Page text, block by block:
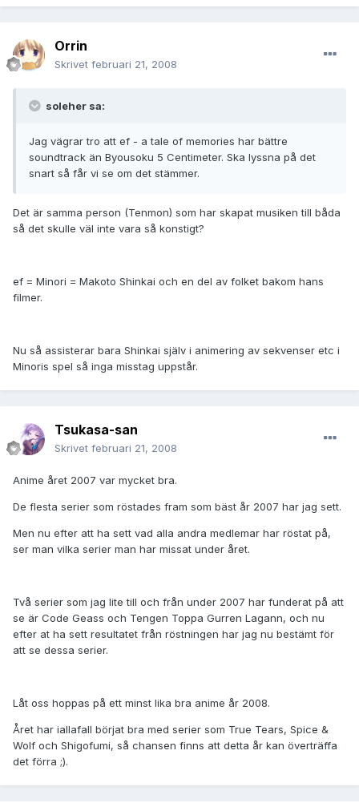
Orrin
Skrivet februari 21, 2008
soleher sa:
Jag vägrar tro att ef - a tale of memories har bättre
soundtrack än Byousoku 5 Centimeter. Ska lyssna på det
snart så får vi se om det stämmer.
Det är samma person (Tenmon) som har skapat musiken till båda
så det skulle väl inte vara så konstigt?
ef = Minori = Makoto Shinkai och en del av folket bakom hans
filmer.
Nu så assisterar bara Shinkai själv i animering av sekvenser etc i
Minoris spel så inga misstag uppstår.
Tsukasa-san
Skrivet februari 21, 2008
Anime året 2007 var mycket bra.
De flesta serier som röstades fram som bäst år 2007 har jag sett.
Men nu efter att ha sett vad alla andra medlemar har röstat på,
ser man vilka serier man har missat under året.
Två serier som jag lite till och från under 2007 har funderat på att
se är Code Geass och Tengen Toppa Gurren Lagann, och nu
efter at ha sett resultatet från röstningen har jag nu bestämt för
att se dessa serier.
Låt oss hoppas på ett minst lika bra anime år 2008.
Året har iallafall börjat bra med serier som True Tears, Spice &
Wolf och Shigofumi, så chansen finns att detta år kan överträffa
det förra ;).